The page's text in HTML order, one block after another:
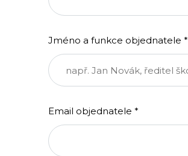
Jméno a funkce objednatele *
Email objednatele *